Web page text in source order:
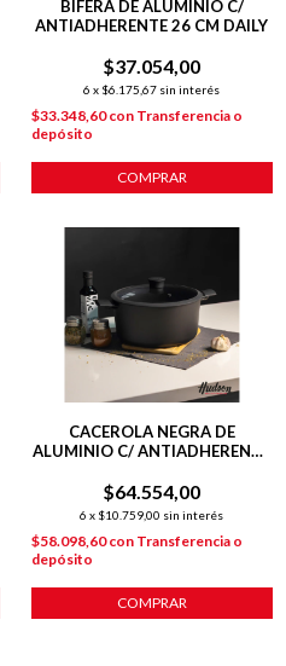
BIFERA DE ALUMINIO C/
ANTIADHERENTE 26 CM DAILY
$37.054,00
6 x $6.175,67 sin interés
$33.348,60con Transferencia o
depósito
COMPRAR
CACEROLA NEGRA DE
ALUMINIO C/ ANTIADHERENTE
$64.554,00
6 x $10.759,00 sin interés
$58.098,60con Transferencia o
depósito
COMPRAR